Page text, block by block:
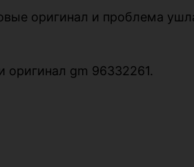
оригинал и проблема
gm 96332261.